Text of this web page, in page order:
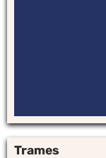
Trames